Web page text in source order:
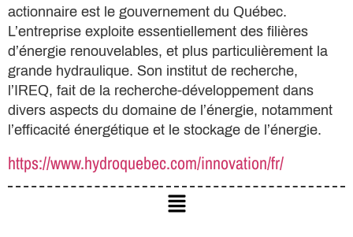
actionnaire est le gouvernement du Québec.
L’entreprise exploite essentiellement des filières
d’énergie renouvelables, et plus particulièrement la
grande hydraulique. Son institut de recherche,
l’IREQ, fait de la recherche-développement dans
divers aspects du domaine de l’énergie, notamment
l’efficacité énergétique et le stockage de l’énergie.
https://www.hydroquebec.com/innovation/fr/